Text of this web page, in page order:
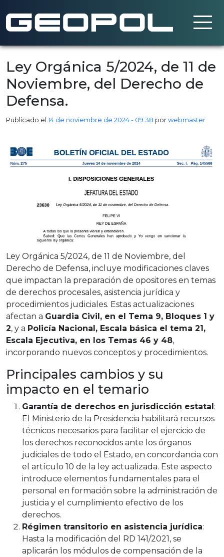
Saltar al contenido principal
Ley Orgánica 5/2024, de 11 de
Noviembre, del Derecho de
Defensa.
Publicado el14 de noviembre de 2024 - 09:38 porwebmaster
Ley Orgánica 5/2024, de 11 de Noviembre, del
Derecho de Defensa, incluye modificaciones claves
que impactan la preparación de opositores en temas
de derechos procesales, asistencia jurídica y
procedimientos judiciales. Estas actualizaciones
afectan a Guardia Civil, en el Tema 9, Bloques 1 y
2, y a Policía Nacional, Escala básica el tema 21,
Escala Ejecutiva, en los Temas 46 y 48,
incorporando nuevos conceptos y procedimientos.
Principales cambios y su
impacto en el temario
Garantía de derechos en jurisdicción estatal:
El Ministerio de la Presidencia habilitará recursos
técnicos necesarios para facilitar el ejercicio de
los derechos reconocidos ante los órganos
judiciales de todo el Estado, en concordancia con
el artículo 10 de la ley actualizada. Este aspecto
introduce elementos fundamentales para el
personal en formación sobre la administración de
justicia y el cumplimiento efectivo de los
derechos.
Régimen transitorio en asistencia jurídica:
Hasta la modificación del RD 141/2021, se
aplicarán los módulos de compensación de la